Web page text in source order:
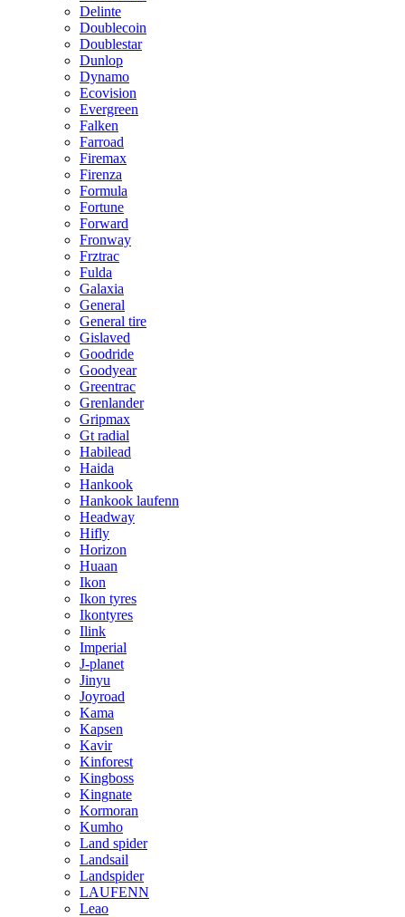
Delinte
Doublecoin
Doublestar
Dunlop
Dynamo
Ecovision
Evergreen
Falken
Farroad
Firemax
Firenza
Formula
Fortune
Forward
Fronway
Frztrac
Fulda
Galaxia
General
General tire
Gislaved
Goodride
Goodyear
Greentrac
Grenlander
Gripmax
Gt radial
Habilead
Haida
Hankook
Hankook laufenn
Headway
Hifly
Horizon
Huaan
Ikon
Ikon tyres
Ikontyres
Ilink
Imperial
J-planet
Jinyu
Joyroad
Kama
Kapsen
Kavir
Kinforest
Kingboss
Kingnate
Kormoran
Kumho
Land spider
Landsail
Landspider
LAUFENN
Leao